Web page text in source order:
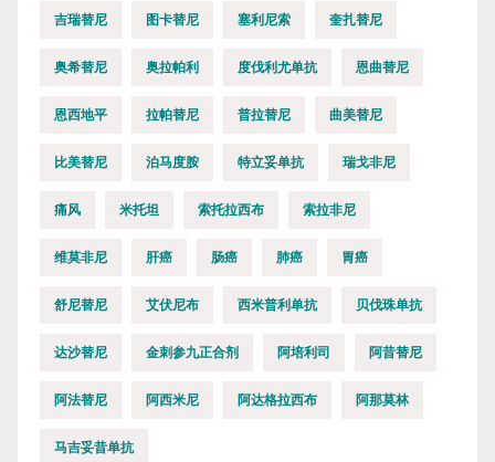
吉瑞替尼 图卡替尼 塞利尼索 奎扎替尼
奥希替尼 奥拉帕利 度伐利尤单抗 恩曲替尼
恩西地平 拉帕替尼 普拉替尼 曲美替尼
比美替尼 泊马度胺 特立妥单抗 瑞戈非尼
痛风 米托坦 索托拉西布 索拉非尼
维莫非尼 肝癌 肠癌 肺癌 胃癌
舒尼替尼 艾伏尼布 西米普利单抗 贝伐珠单抗
达沙替尼 金刺参九正合剂 阿培利司 阿昔替尼
阿法替尼 阿西米尼 阿达格拉西布 阿那莫林
马吉妥昔单抗